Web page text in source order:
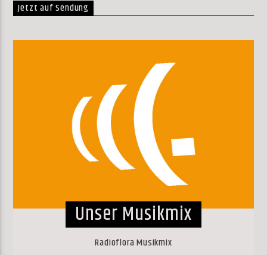
Jetzt auf Sendung
Unser Musikmix
Radioflora Musikmix